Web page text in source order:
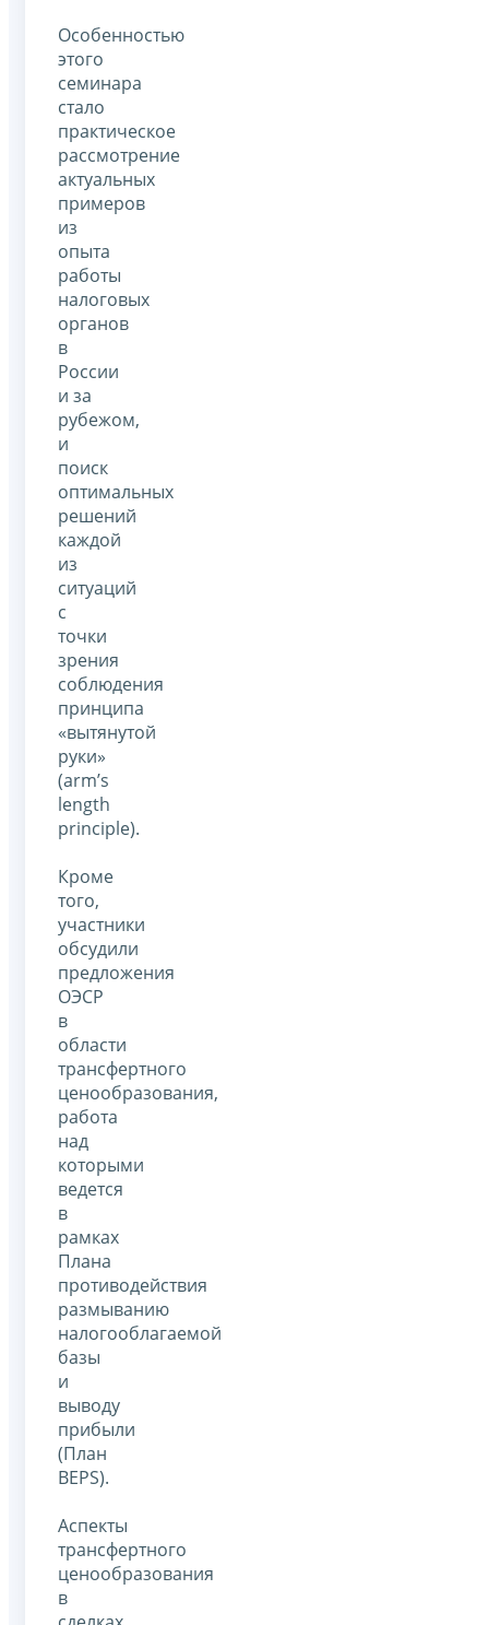
Особенностью
этого
семинара
стало
практическое
рассмотрение
актуальных
примеров
из
опыта
работы
налоговых
органов
в
России
и за
рубежом,
и
поиск
оптимальных
решений
каждой
из
ситуаций
с
точки
зрения
соблюдения
принципа
«вытянутой
руки»
(arm’s
length
principle).
Кроме
того,
участники
обсудили
предложения
ОЭСР
в
области
трансфертного
ценообразования,
работа
над
которыми
ведется
в
рамках
Плана
противодействия
размыванию
налогооблагаемой
базы
и
выводу
прибыли
(План
BEPS).
Аспекты
трансфертного
ценообразования
в